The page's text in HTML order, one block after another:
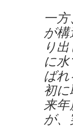
一
が
り
に
ば
初
来
が